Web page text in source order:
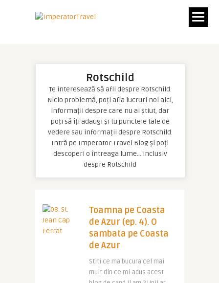
Rotschild
Te interesează să afli despre Rotschild.
Nicio problemă, poți afla lucruri noi aici,
informații despre care nu ai știut, dar
poți să îți adaugi și tu punctele tale de
vedere sau informații despre Rotschild.
Intră pe Imperator Travel Blog și poți
descoperi o întreaga lume… inclusiv
despre Rotschild
Toamna pe Coasta
de Azur (ep. 4). O
sambata pe Coasta
de Azur
Stiti ce ma bucura cel mai
mult din ce mi-adus acest